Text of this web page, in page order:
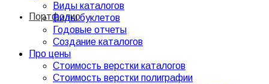
Портфолио
Виды каталогов
Виды буклетов
Годовые отчеты
Создание каталогов
Про цены
Стоимость верстки каталогов
Стоимость верстки полиграфии